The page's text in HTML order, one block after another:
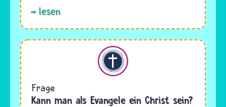
lesen
Christentum
Frage
Kann man als Evangele ein Christ sein?